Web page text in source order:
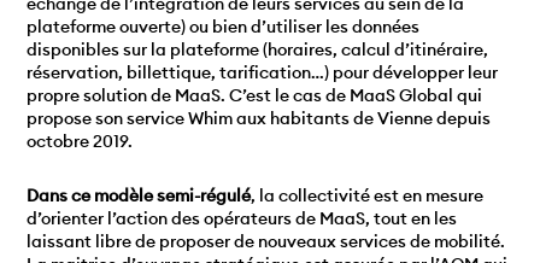
plateforme ouverte) ou bien d’utiliser les données
disponibles sur la plateforme (horaires, calcul d’itinéraire,
réservation, billettique, tarification…) pour développer leur
propre solution de MaaS. C’est le cas de MaaS Global qui
propose son service Whim aux habitants de Vienne depuis
octobre 2019.
Dans ce modèle semi-régulé, la collectivité est en mesure
d’orienter l’action des opérateurs de MaaS, tout en les
laissant libre de proposer de nouveaux services de mobilité.